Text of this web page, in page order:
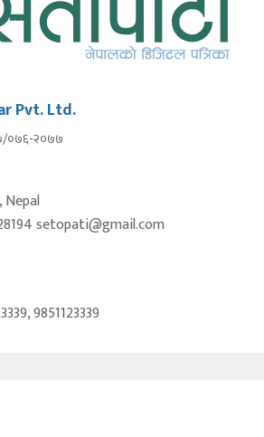
Pvt. Ltd.
०७६-२०७७
Nepal
setopati@gmail.com
9851123339